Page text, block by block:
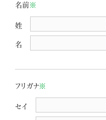
名前※
姓
名
フリガナ※
セイ